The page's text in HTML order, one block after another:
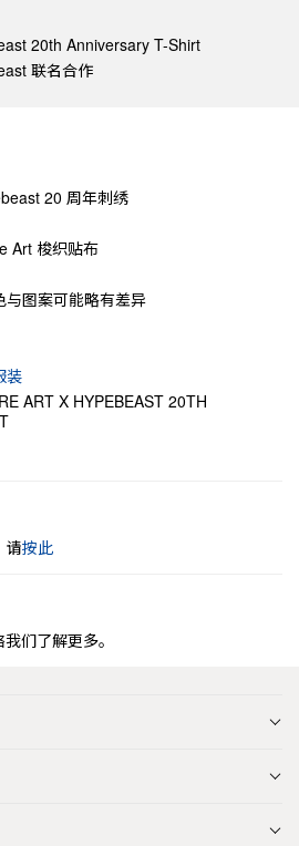
20th Anniversary T-Shirt
联名合作
20 周年刺绣
Art 梭织贴布
与图案可能略有差异
装
ART X HYPEBEAST 20TH
请按此
们了解更多。